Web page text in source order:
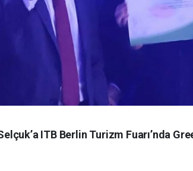
ITB Berlin Turizm Fuarı’nda